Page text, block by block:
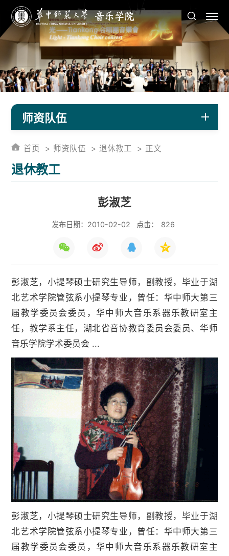
师资队伍
退休教工
首页 师资队伍 退休教工 正文
彭淑芝
发布日期：2010-02-02 点击： 826
彭淑芝，小提琴硕士研究生导师，副教授，毕业于湖
北艺术学院管弦系小提琴专业，曾任：华中师大第三
届教学委员会委员，华中师大音乐系器乐教研室主
任，教学系主任，湖北省音协教育委员会委员、华师
音乐学院学术委员会 ...
彭淑芝，小提琴硕士研究生导师，副教授，毕业于湖
北艺术学院管弦系小提琴专业，曾任：华中师大第三
届教学委员会委员，华中师大音乐系器乐教研室主